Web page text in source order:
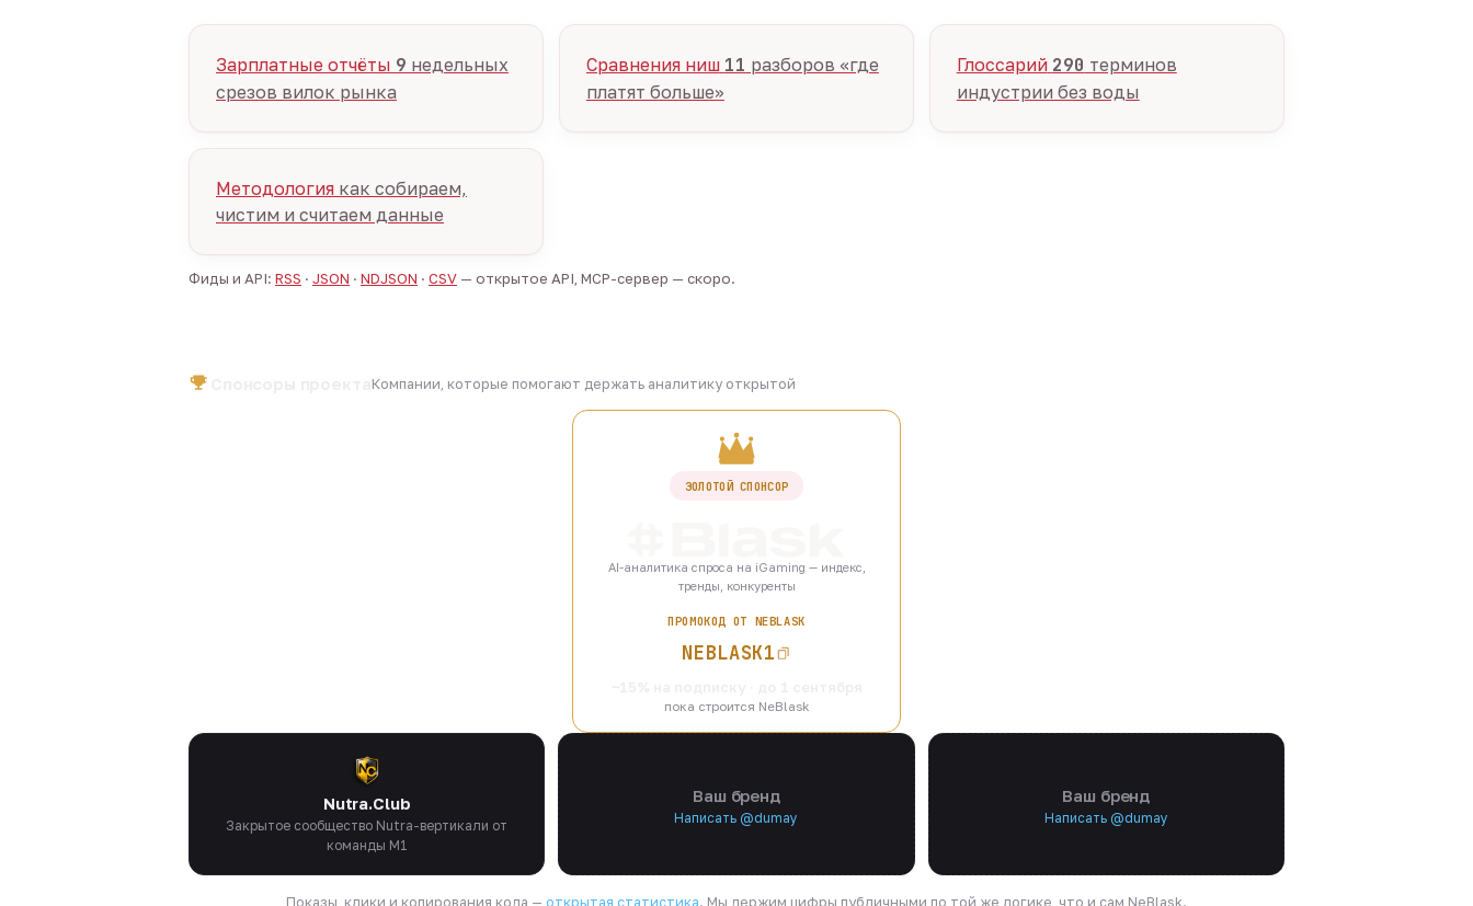
Зарплатные отчёты 9 недельных
срезов вилок рынка
Сравнения ниш 11 разборов «где
платят больше»
Глоссарий 290 терминов
индустрии без воды
Методология как собираем,
чистим и считаем данные
Фиды и API: RSS · JSON · NDJSON · CSV — открытое API, MCP-сервер — скоро.
Компании, которые помогают держать аналитику открытой
ЗОЛОТОЙ СПОНСОР
AI-аналитика спроса на iGaming — индекс,
тренды, конкуренты
ПРОМОКОД ОТ NEBLASK
NEBLASK1
пока строится NeBlask
Nutra.Club
Закрытое сообщество Nutra-вертикали от
команды M1
Ваш бренд
Написать @dumay
Ваш бренд
Написать @dumay
Показы, клики и копирования кода — открытая статистика. Мы держим цифры публичными по той же логике, что и сам NeBlask.